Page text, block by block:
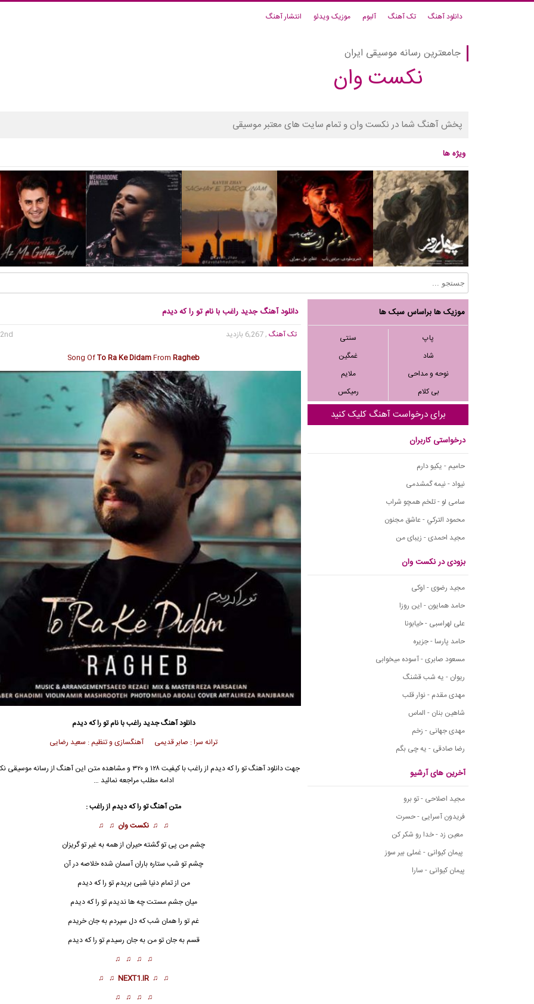
دانلود آهنگ تک آهنگ آلبوم موزیک ویدئو انتشار آهنگ
جامعترین رسانه موسیقی ایران
نکست وان
پخش آهنگ شما در نکست وان و تمام سایت های معتبر موسیقی
ویژه ها
موزیک ها براساس سبک ها
پاپ
سنتی
شاد
غمگین
نوحه و مداحی
ملایم
بی کلام
رمیکس
برای درخواست آهنگ کلیک کنید
درخواستی کاربران
حامیم - یکیو دارم
نیواد - نیمه گمشدمی
سامی لو - تلخم همچو شراب
محمود التركي - عاشق مجنون
مجید احمدی - زیبای من
بزودی در نکست وان
مجید رضوی - اوکی
حامد همایون - این روزا
علی لهراسبی - خیابونا
حامد پارسا - جزیره
مسعود صابری - آسوده میخوابی
ریوان - یه شب قشنگ
مهدی مقدم - نوار قلب
شاهین بنان - الماس
مهدی جهانی - زخم
رضا صادقی - یه چی بگم
آخرین های آرشیو
مجید اصلاحی - تو برو
فریدون آسرایی - حسرت
معین زد - خدا رو شکر کن
پیمان کیوانی - غملی بیر سوز
پیمان کیوانی - سارا
دانلود آهنگ جدید راغب با نام تو را که دیدم
تک آهنگ, 6,267 بازدید
2nd می 2020
Song OfTo Ra Ke DidamFromRagheb
دانلود آهنگ جدیدراغببا نام تو را که دیدم
ترانه سرا : صابر قدیمی آهنگسازی و تنظیم : سعید رضایی
جهت دانلود آهنگ تو را که دیدم از راغب
با کیفیت ۱۲۸ و ۳۲۰ و مشاهده متن این آهنگ از رسانه
ادامه مطلب مراجعه نمائید …
متن آهنگ تو را که دیدم ازراغب:
♫ ♫ نکست وان ♫ ♫
چشم من پی تو گشته حیران از همه به غیر تو گریزان
چشم تو شب ستاره باران آسمان شده خلاصه در آن
من از تمام دنیا شبی بریدم تو را که دیدم
میان جشم مستت چه ها ندیدمتو را که دیدم
غم تو را همان شب که دل سپردم به جان خریدم
قسم به جان تو من به جان رسیدم تو را که دیدم
♫ ♫ ♫ ♫
♫ ♫
NEXT1.IR
♫ ♫
♫ ♫ ♫ ♫